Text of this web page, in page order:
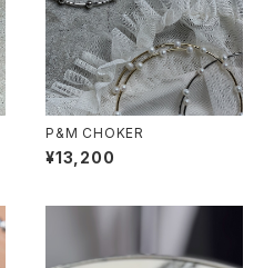
P&M CHOKER
¥13,200